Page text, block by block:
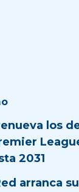
los
2031
arranca